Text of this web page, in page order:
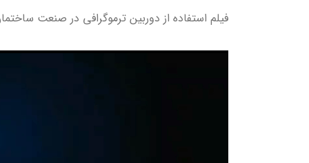
فیلم استفاده از دوربین ترموگرافی در صنعت